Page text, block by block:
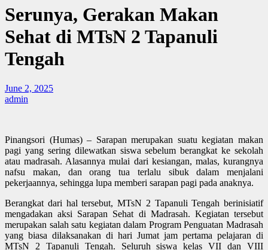
Serunya, Gerakan Makan
Sehat di MTsN 2 Tapanuli
Tengah
June 2, 2025
admin
Pinangsori (Humas) – Sarapan merupakan suatu kegiatan makan
pagi yang sering dilewatkan siswa sebelum berangkat ke sekolah
atau madrasah. Alasannya mulai dari kesiangan, malas, kurangnya
nafsu makan, dan orang tua terlalu sibuk dalam menjalani
pekerjaannya, sehingga lupa memberi sarapan pagi pada anaknya.
Berangkat dari hal tersebut, MTsN 2 Tapanuli Tengah berinisiatif
mengadakan aksi Sarapan Sehat di Madrasah. Kegiatan tersebut
merupakan salah satu kegiatan dalam Program Penguatan Madrasah
yang biasa dilaksanakan di hari Jumat jam pertama pelajaran di
MTsN 2 Tapanuli Tengah. Seluruh siswa kelas VII dan VIII